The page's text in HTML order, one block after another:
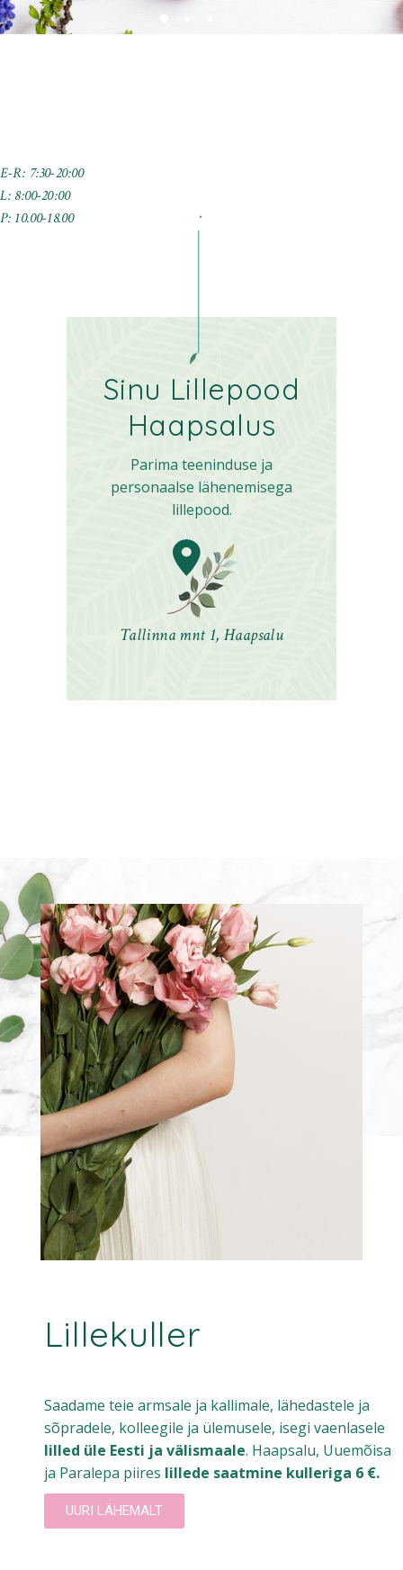
.
E-R: 7:30-20:00
L: 8:00-20:00
P: 10.00-18.00
Sinu Lillepood
Haapsalus
Parima teeninduse ja
personaalse lähenemisega
lillepood.
Tallinna mnt 1, Haapsalu
Lillekuller
Saadame teie armsale ja kallimale, lähedastele ja
sõpradele, kolleegile ja ülemusele, isegi vaenlasele
lilled üle Eesti ja välismaale. Haapsalu, Uuemõisa
ja Paralepa piires lillede saatmine kulleriga 6 €.
UURI LÄHEMALT